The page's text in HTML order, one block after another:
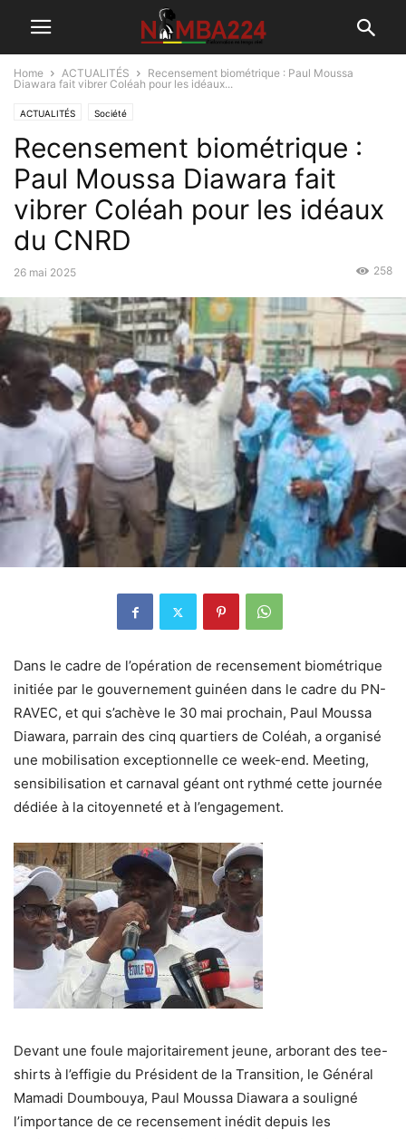
Home ACTUALITÉS
Recensement biométrique : Paul Moussa
Diawara fait vibrer Coléah pour les idéaux...
ACTUALITÉS Société
Recensement biométrique :
Paul Moussa Diawara fait
vibrer Coléah pour les idéaux
du CNRD
26 mai 2025 258
Dans le cadre de l’opération de recensement biométrique
initiée par le gouvernement guinéen dans le cadre du PN-
RAVEC, et qui s’achève le 30 mai prochain, Paul Moussa
Diawara, parrain des cinq quartiers de Coléah, a organisé
une mobilisation exceptionnelle ce week-end. Meeting,
sensibilisation et carnaval géant ont rythmé cette journée
dédiée à la citoyenneté et à l’engagement.
Devant une foule majoritairement jeune, arborant des tee-
shirts à l’effigie du Président de la Transition, le Général
Mamadi Doumbouya, Paul Moussa Diawara a souligné
l’importance de ce recensement inédit depuis les